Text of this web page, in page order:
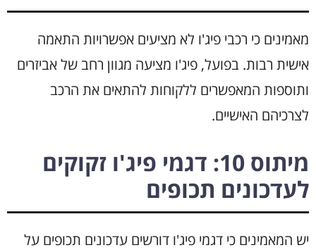
מאמינים כי רכבי פיג'ו לא מציעים אפשרויות התאמה
אישית רבות. בפועל, פיג'ו מציעה מגוון רחב של אביזרים
ותוספות המאפשרים ללקוחות להתאים את הרכב
לצרכיהם האישיים.
מיתוס 10: דגמי פיג'ו זקוקים
לעדכונים תכופים
יש המאמינים כי דגמי פיג'ו דורשים עדכונים תכופים על